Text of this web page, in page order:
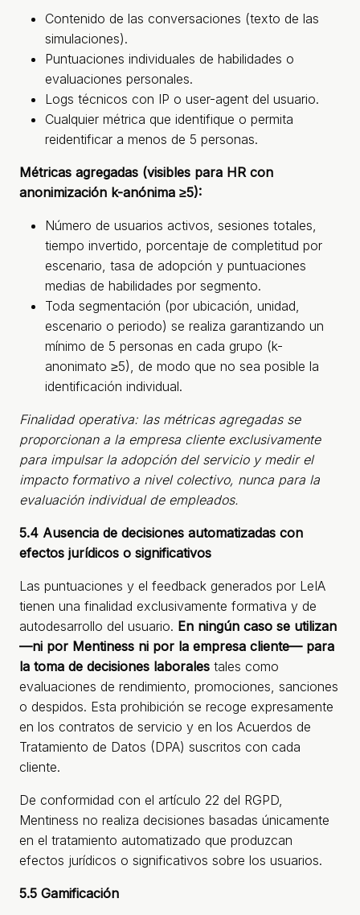
Contenido de las conversaciones (texto de las
simulaciones).
Puntuaciones individuales de habilidades o
evaluaciones personales.
Logs técnicos con IP o user-agent del usuario.
Cualquier métrica que identifique o permita
reidentificar a menos de 5 personas.
Métricas agregadas (visibles para HR con
anonimización k-anónima ≥5):
Número de usuarios activos, sesiones totales,
tiempo invertido, porcentaje de completitud por
escenario, tasa de adopción y puntuaciones
medias de habilidades por segmento.
Toda segmentación (por ubicación, unidad,
escenario o periodo) se realiza garantizando un
mínimo de 5 personas en cada grupo (k-
anonimato ≥5), de modo que no sea posible la
identificación individual.
Finalidad operativa: las métricas agregadas se
proporcionan a la empresa cliente exclusivamente
para impulsar la adopción del servicio y medir el
impacto formativo a nivel colectivo, nunca para la
evaluación individual de empleados.
5.4 Ausencia de decisiones automatizadas con
efectos jurídicos o significativos
Las puntuaciones y el feedback generados por LeIA
tienen una finalidad exclusivamente formativa y de
autodesarrollo del usuario. En ningún caso se utilizan
—ni por Mentiness ni por la empresa cliente— para
la toma de decisiones laborales tales como
evaluaciones de rendimiento, promociones, sanciones
o despidos. Esta prohibición se recoge expresamente
en los contratos de servicio y en los Acuerdos de
Tratamiento de Datos (DPA) suscritos con cada
cliente.
De conformidad con el artículo 22 del RGPD,
Mentiness no realiza decisiones basadas únicamente
en el tratamiento automatizado que produzcan
efectos jurídicos o significativos sobre los usuarios.
5.5 Gamificación